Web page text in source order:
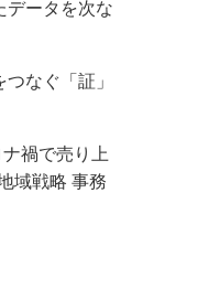
データを次な
なぐ「証」
禍で売り上
域戦略 事務